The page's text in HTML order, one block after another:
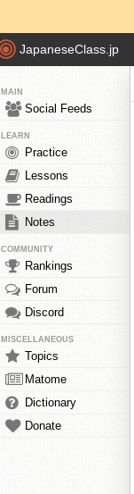
JapaneseClass.jp
MAIN
Social Feeds
LEARN
Practice
Lessons
Readings
Notes
COMMUNITY
Rankings
Forum
Discord
MISCELLANEOUS
Topics
Matome
Dictionary
Donate